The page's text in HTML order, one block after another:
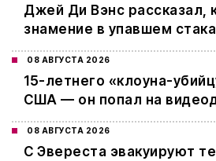
Джей Ди Вэнс рассказал,
знамение в упавшем
08 АВГУСТА 2026
15-летнего «клоуна-
США — он попал на
08 АВГУСТА 2026
С Эвереста эвакуируют